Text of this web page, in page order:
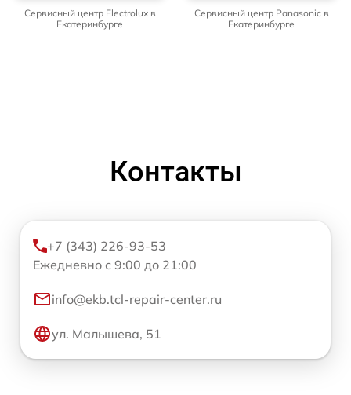
Сервисный центр Electrolux в
Екатеринбурге
Сервисный центр Panasonic в
Екатеринбурге
Контакты
+7 (343) 226-93-53
Ежедневно с 9:00 до 21:00
info@ekb.tcl-repair-center.ru
ул. Малышева, 51